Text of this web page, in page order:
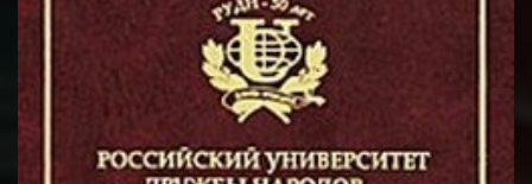
возбуждения в нервных волокна...